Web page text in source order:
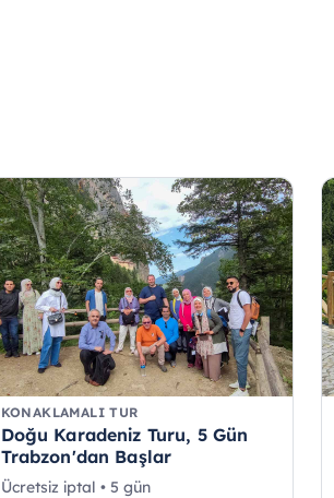
KONAKLAMALI TUR
Doğu Karadeniz Turu, 5 Gün
Trabzon'dan Başlar
Ücretsiz iptal • 5 gün